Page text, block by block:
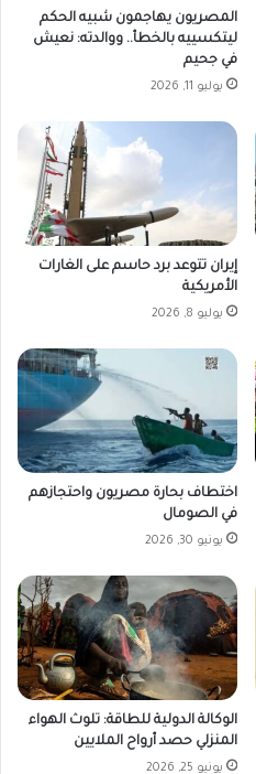
المصريون يهاجمون شبيه الحكم
ليتكسييه بالخطأ.. ووالدته: نعيش
في جحيم
يوليو 11, 2026
إيران تتوعد برد حاسم على الغارات
الأمريكية
يوليو 8, 2026
اختطاف بحارة مصريون واحتجازهم
في الصومال
يونيو 30, 2026
الوكالة الدولية للطاقة: تلوث الهواء
المنزلي حصد أرواح الملايين
يونيو 25, 2026